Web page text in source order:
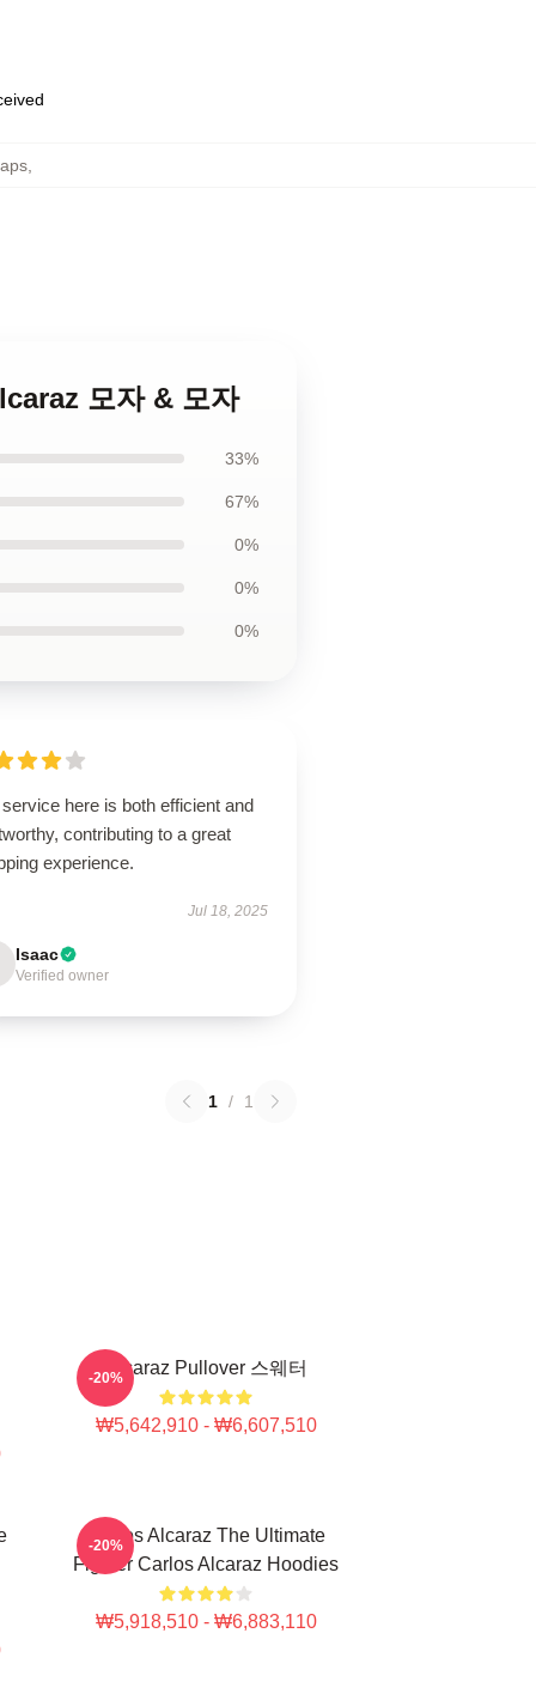
,
모자 & 모자
33%
67%
0%
0%
0%
here is both efficient and
contributing to a great
experience.
Jul 18, 2025
Isaac
Verified owner
1 / 1
Alcaraz Pullover 스웨터
₩5,642,910 - ₩6,607,510
-20%
Carlos Alcaraz The Ultimate
Fighter Carlos Alcaraz Hoodies
₩5,918,510 - ₩6,883,110
-20%